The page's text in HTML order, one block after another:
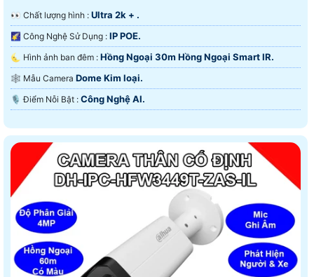
️👀 Chất lượng hình : Ultra 2k + .
🌠 Công Nghệ Sử Dụng : IP POE.
🌜 Hình ảnh ban đêm : Hồng Ngoại 30m Hồng Ngoại Smart IR.
🕸️ Mẫu Camera Dome Kim loại.
️🎙 Điểm Nỗi Bật : Công Nghệ AI.